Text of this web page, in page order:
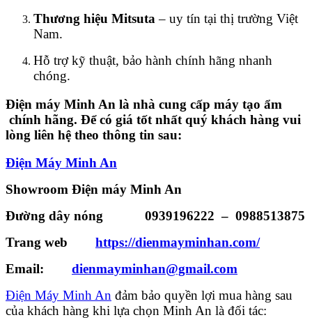
Thương hiệu Mitsuta – uy tín tại thị trường Việt
Nam.
Hỗ trợ kỹ thuật, bảo hành chính hãng nhanh
chóng.
Điện máy Minh An là nhà cung cấp máy tạo ẩm
chính hãng. Để có giá tốt nhất quý khách hàng vui
lòng liên hệ theo thông tin sau:
Điện Máy Minh An
Showroom Điện máy Minh An
Đường dây nóng 0939196222 – 0988513875
Trang web https://dienmayminhan.com/
Email: dienmayminhan@gmail.com
Điện Máy Minh An đảm bảo quyền lợi mua hàng sau
của khách hàng khi lựa chọn Minh An là đối tác: